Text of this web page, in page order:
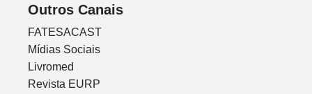
Outros Canais
FATESACAST
Mídias Sociais
Livromed
Revista EURP